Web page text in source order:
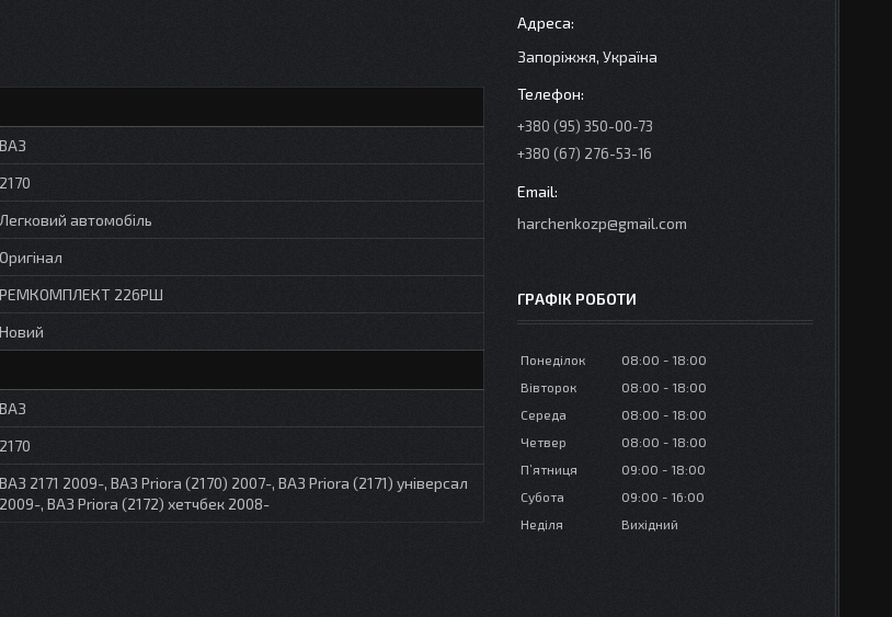
ВАЗ
2170
Легковий автомобіль
Оригінал
РЕМКОМПЛЕКТ 226РШ
Новий
ВАЗ
2170
ВАЗ 2171 2009-, ВАЗ Priora (2170) 2007-, ВАЗ Priora (2171) універсал
2009-, ВАЗ Priora (2172) хетчбек 2008-
Запоріжжя, Україна
+380 (95) 350-00-73
+380 (67) 276-53-16
harchenkozp@gmail.com
ГРАФІК РОБОТИ
Понеділок 08:00
18:00
Вівторок
08:00
18:00
Середа
08:00
18:00
Четвер
08:00
18:00
Пʼятниця
09:00
18:00
Субота
09:00
16:00
Неділя
Вихідний